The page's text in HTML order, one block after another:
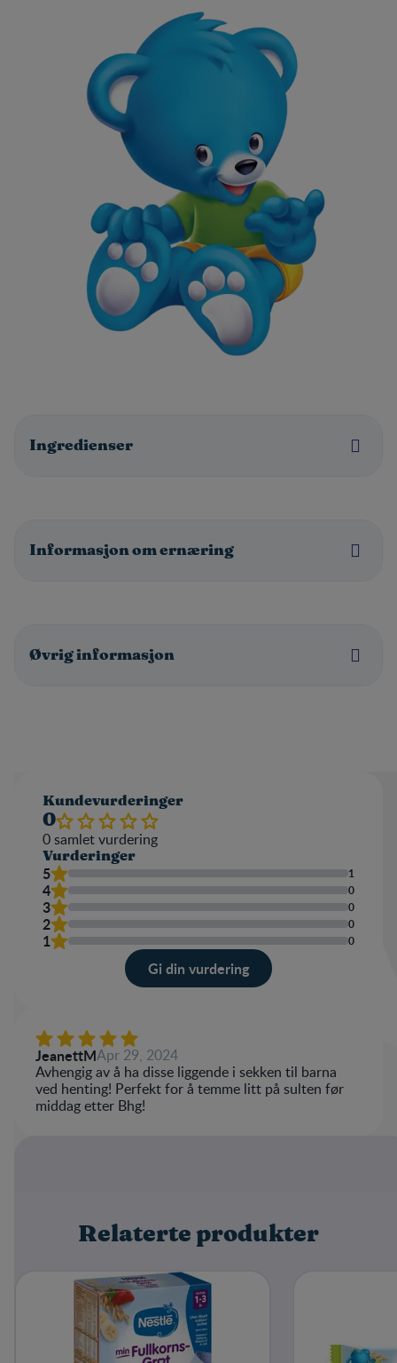
Ingredienser
Informasjon om ernæring
Øvrig informasjon
Kundevurderinger
0
0samlet vurdering
Vurderinger
5 1
4 0
3 0
2 0
1 0
Gi din vurdering
Navn
Skriv en omtale
JeanettMApr 29, 2024
Avhengig av å ha disse liggende i sekken til barna
ved henting! Perfekt for å temme litt på sulten før
middag etter Bhg!
Relaterte produkter